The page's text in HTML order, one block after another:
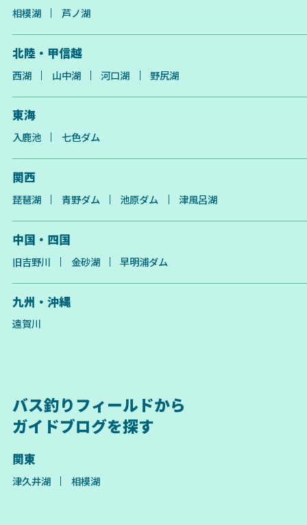
相模湖
芦ノ湖
北陸・甲信越
西湖 山中湖 河口湖 野尻湖
東海
入鹿池 七色ダム
関西
琵琶湖 青野ダム 池原ダム 津風呂湖
中国・四国
旧吉野川 金砂湖 早明浦ダム
九州・沖縄
遠賀川
バス釣りフィールドから
ガイドブログを探す
関東
津久井湖 相模湖